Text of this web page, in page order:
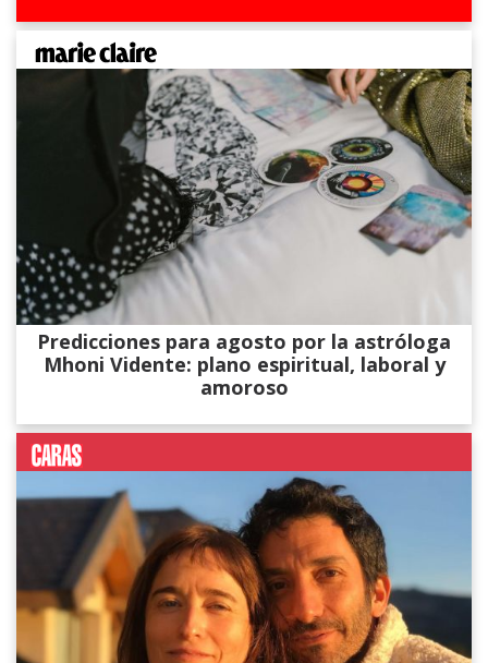
Predicciones para agosto por la astróloga
Mhoni Vidente: plano espiritual, laboral y
amoroso